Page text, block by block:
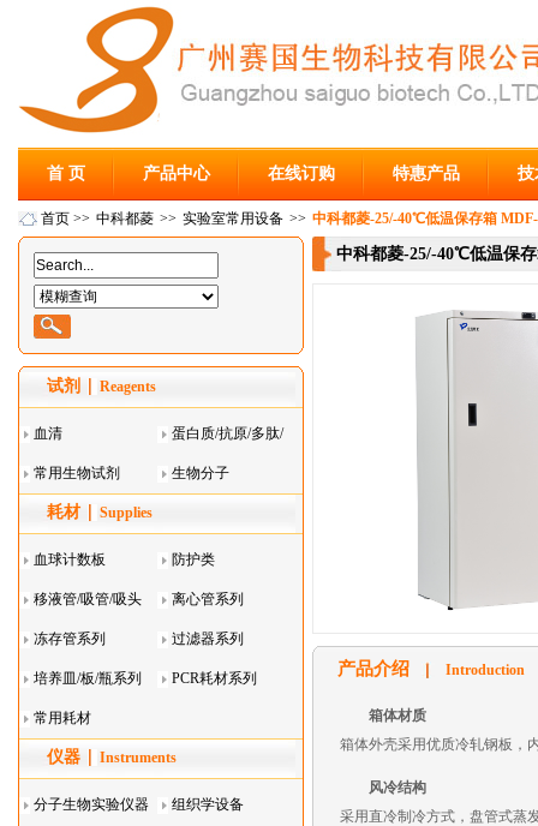
首 页 产品中心 在线订购 特惠产品 技
首页 >> 中科都菱 >> 实验室常用设备 >> 中科都菱-25/-40℃低温保存箱
试剂 Reagents
血清 蛋白质/抗原/多肽/
酶
常用生物试剂 生物分子
耗材 Supplies
血球计数板 防护类
移液管/吸管/吸头
系列
离心管系列
冻存管系列 过滤器系列
培养皿/板/瓶系列 PCR耗材系列
常用耗材
仪器 Instruments
分子生物实验仪器 组织学设备
中科都菱-25/-40℃低温保
产品介绍 Introduction
箱体材质
箱体外壳采用优质冷轧钢板，
风冷结构
采用直冷制冷方式，盘管式蒸